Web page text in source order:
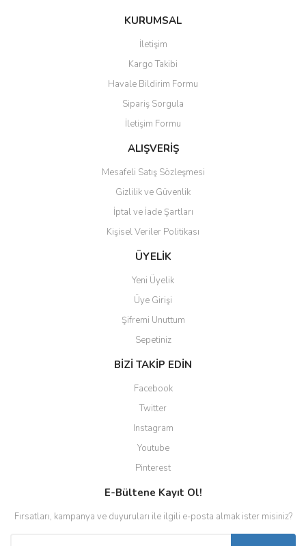
KURUMSAL
İletişim
Kargo Takibi
Havale Bildirim Formu
Sipariş Sorgula
İletişim Formu
ALIŞVERİŞ
Mesafeli Satış Sözleşmesi
Gizlilik ve Güvenlik
İptal ve İade Şartları
Kişisel Veriler Politikası
ÜYELİK
Yeni Üyelik
Üye Girişi
Şifremi Unuttum
Sepetiniz
BİZİ TAKİP EDİN
Facebook
Twitter
Instagram
Youtube
Pinterest
E-Bültene Kayıt Ol!
Fırsatları, kampanya ve duyuruları ile ilgili e-posta almak ister misiniz?